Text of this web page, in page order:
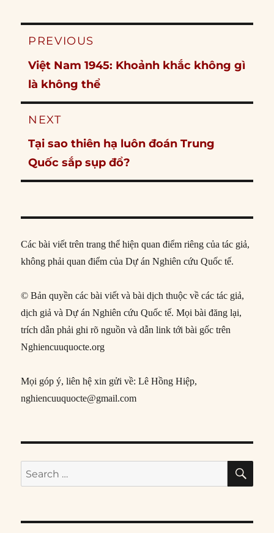
Post
PREVIOUS
Previous
post:
Việt Nam 1945: Khoảnh khắc không gì
là không thể
NEXT
Next
post:
Tại sao thiên hạ luôn đoán Trung
Quốc sắp sụp đổ?
Các bài viết trên trang thể hiện quan điểm riêng của tác giả,
không phải quan điểm của Dự án Nghiên cứu Quốc tế.
© Bản quyền các bài viết và bài dịch thuộc về các tác giả,
dịch giả và Dự án Nghiên cứu Quốc tế. Mọi bài đăng lại,
trích dẫn phải ghi rõ nguồn và dẫn link tới bài gốc trên
Nghiencuuquocte.org
Mọi góp ý, liên hệ xin gửi về: Lê Hồng Hiệp,
nghiencuuquocte@gmail.com
Search
for: